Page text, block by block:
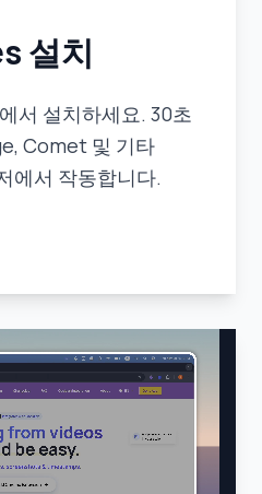
설치
에서 설치하세요. 30초
Comet 및 기타
에서 작동합니다.